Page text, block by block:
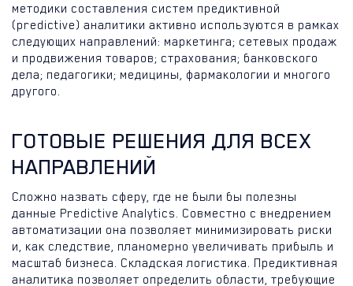
методики составления систем предиктивной
(predictive) аналитики активно используются в рамках
следующих направлений: маркетинга; сетевых продаж
и продвижения товаров; страхования; банковского
дела; педагогики; медицины, фармакологии и многого
другого.
ГОТОВЫЕ РЕШЕНИЯ ДЛЯ ВСЕХ
НАПРАВЛЕНИЙ
Сложно назвать сферу, где не были бы полезны
данные Predictive Analytics. Совместно с внедрением
автоматизации она позволяет минимизировать риски
и, как следствие, планомерно увеличивать прибыль и
масштаб бизнеса. Складская логистика. Предиктивная
аналитика позволяет определить области, требующие